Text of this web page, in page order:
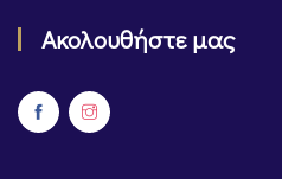
Ακολουθήστε μας